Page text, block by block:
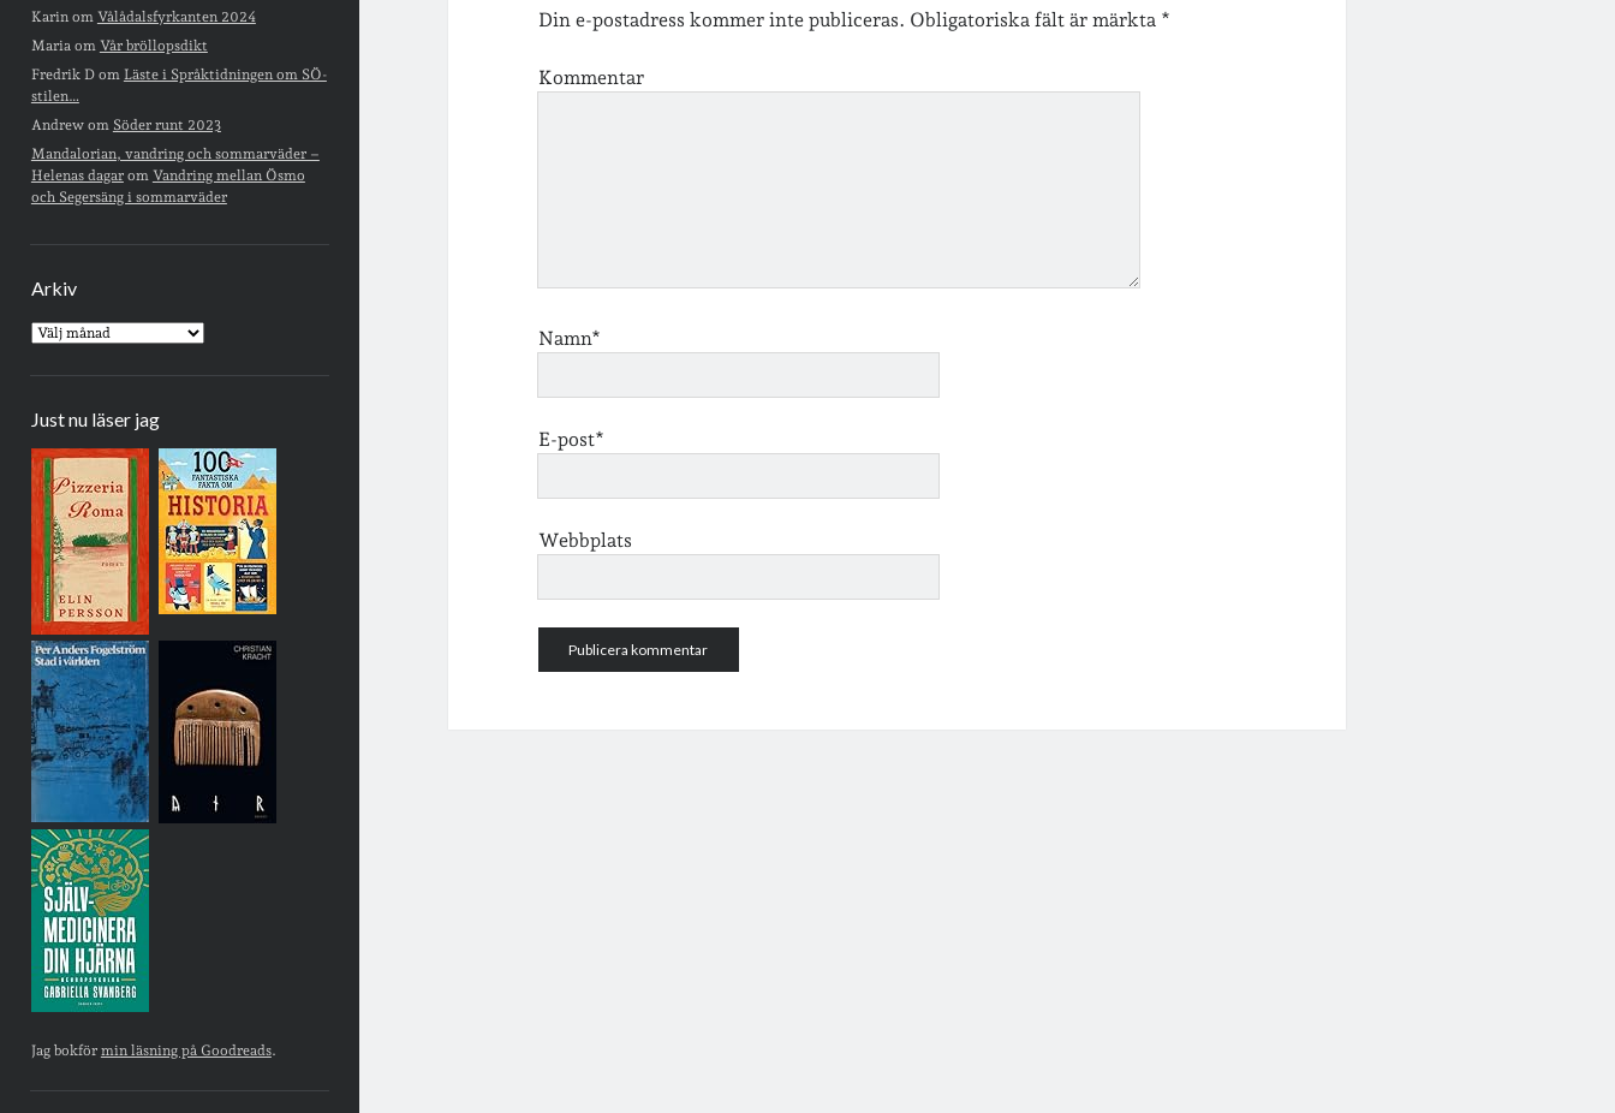
Karinom Vålådalsfyrkanten 2024
Mariaom Vår bröllopsdikt
Fredrik Dom Läste i Språktidningen om SÖ-
stilen…
Andrewom Söder runt 2023
Mandalorian, vandring och sommarväder –
Helenas dagarom Vandring mellan Ösmo
och Segersäng i sommarväder
Arkiv
Arkiv
Just nu läser jag
Jag bokför min läsning på Goodreads.
Din e-postadress kommer inte publiceras. Obligatoriska fält är märkta *
Kommentar
Namn*
E-post*
Webbplats